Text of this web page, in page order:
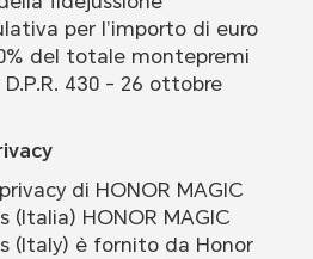
per l’importo di euro
del totale montepremi
430 - 26 ottobre
di HONOR MAGIC
(Italia) HONOR MAGIC
(Italy) è fornito da Honor